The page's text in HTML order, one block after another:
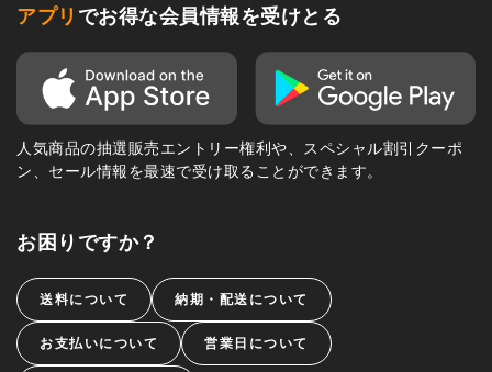
アプリ でお得な会員情報を受けとる
人気商品の抽選販売エントリー権利や、スペシャル割引クーポ
ン、セール情報を最速で受け取ることができます。
お困りですか？
送料について 納期・配送について
お支払いについて 営業日について